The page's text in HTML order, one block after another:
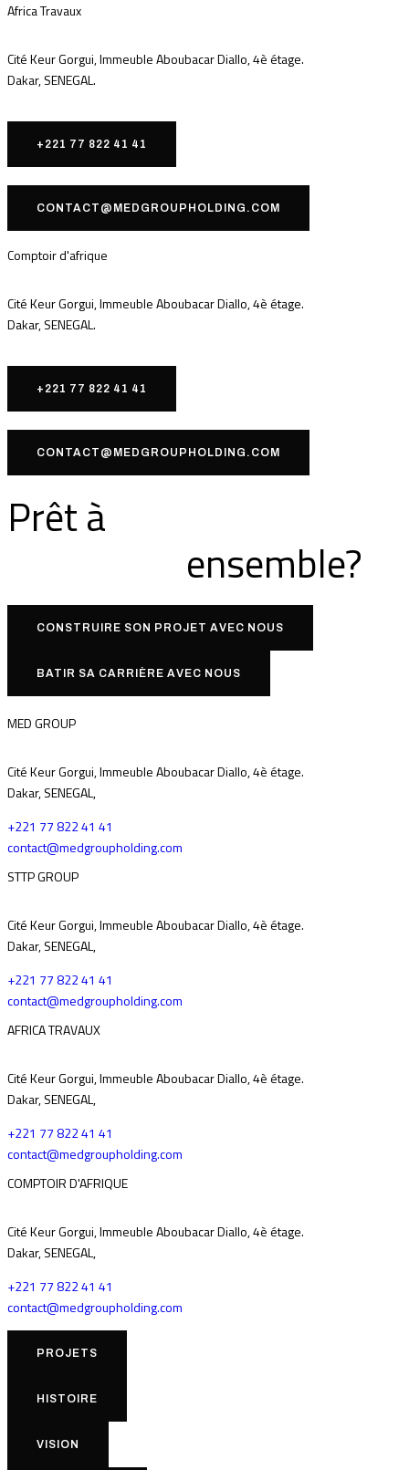
Africa Travaux
Cité Keur Gorgui, Immeuble Aboubacar Diallo, 4è étage.
Dakar, SENEGAL.
+221 77 822 41 41
CONTACT@MEDGROUPHOLDING.COM
Comptoir d'afrique
Cité Keur Gorgui, Immeuble Aboubacar Diallo, 4è étage.
Dakar, SENEGAL.
+221 77 822 41 41
CONTACT@MEDGROUPHOLDING.COM
Prêt à
ensemble?
CONSTRUIRE SON PROJET AVEC NOUS
BATIR SA CARRIÈRE AVEC NOUS
MED GROUP
Cité Keur Gorgui, Immeuble Aboubacar Diallo, 4è étage.
Dakar, SENEGAL,
+221 77 822 41 41
contact@medgroupholding.com
STTP GROUP
Cité Keur Gorgui, Immeuble Aboubacar Diallo, 4è étage.
Dakar, SENEGAL,
+221 77 822 41 41
contact@medgroupholding.com
AFRICA TRAVAUX
Cité Keur Gorgui, Immeuble Aboubacar Diallo, 4è étage.
Dakar, SENEGAL,
+221 77 822 41 41
contact@medgroupholding.com
COMPTOIR D'AFRIQUE
Cité Keur Gorgui, Immeuble Aboubacar Diallo, 4è étage.
Dakar, SENEGAL,
+221 77 822 41 41
contact@medgroupholding.com
PROJETS
HISTOIRE
VISION